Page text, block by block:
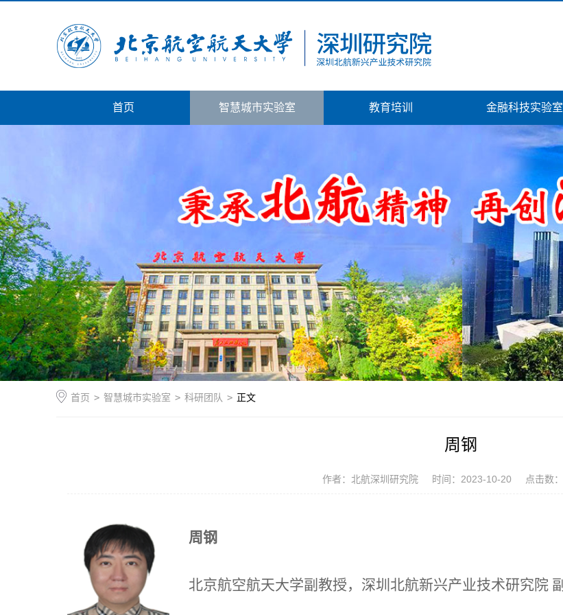
首页 智慧城市实验室 教育培训 金融科技实验室
首页 > 智慧城市实验室 > 科研团队 > 正文
周钢
作者：北航深圳研究院 时间：2023-10-20 点击数：
周钢
北京航空航天大学副教授，深圳北航新兴产业技术研究院